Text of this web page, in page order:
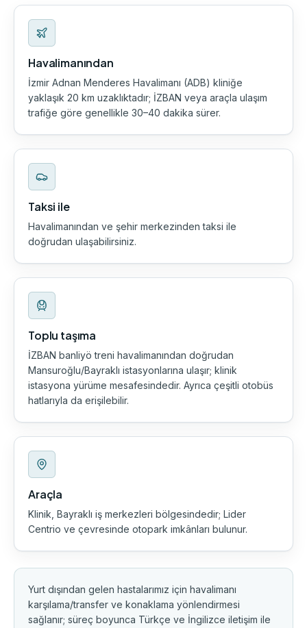
Havalimanından
İzmir Adnan Menderes Havalimanı (ADB) kliniğe
yaklaşık 20 km uzaklıktadır; İZBAN veya araçla ulaşım
trafiğe göre genellikle 30–40 dakika sürer.
Taksi ile
Havalimanından ve şehir merkezinden taksi ile
doğrudan ulaşabilirsiniz.
Toplu taşıma
İZBAN banliyö treni havalimanından doğrudan
Mansuroğlu/Bayraklı istasyonlarına ulaşır; klinik
istasyona yürüme mesafesindedir. Ayrıca çeşitli otobüs
hatlarıyla da erişilebilir.
Araçla
Klinik, Bayraklı iş merkezleri bölgesindedir; Lider
Centrio ve çevresinde otopark imkânları bulunur.
Yurt dışından gelen hastalarımız için havalimanı
karşılama/transfer ve konaklama yönlendirmesi
sağlanır; süreç boyunca Türkçe ve İngilizce iletişim ile